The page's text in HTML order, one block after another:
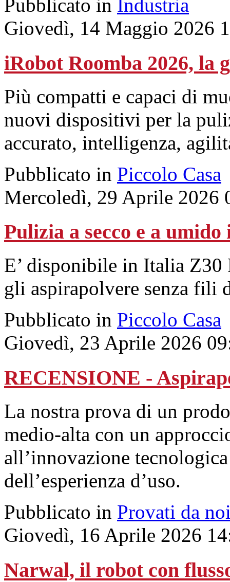
Pubblicato in Industria
Giovedì, 14 Maggio 2026
iRobot Roomba 2026, la
Più compatti e capaci di
nuovi dispositivi per la
accurato, intelligenza,
Pubblicato in Piccolo Casa
Mercoledì, 29 Aprile 2026
Pulizia a secco e a umido
E’ disponibile in Italia
gli aspirapolvere senza fili
Pubblicato in Piccolo Casa
Giovedì, 23 Aprile 2026
RECENSIONE -
La nostra prova di un
medio-alta con un
all’innovazione
dell’esperienza d’uso.
Pubblicato in Provati da
Giovedì, 16 Aprile 2026
Narwal, il robot con